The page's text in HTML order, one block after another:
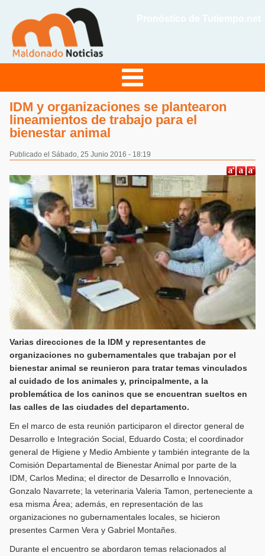
IDM y organizaciones se plantearon
lineamientos de trabajo para el
bienestar animal
Publicado el Sábado, 25 Junio 2016 - 18:19
Varias direcciones de la IDM y representantes de
organizaciones no gubernamentales que trabajan por el
bienestar animal se reunieron para tratar temas vinculados
al cuidado de los animales y, principalmente, a la
problemática de los caninos que se encuentran sueltos en
las calles de las ciudades del departamento.
En el marco de esta reunión participaron el director general de
Desarrollo e Integración Social, Eduardo Costa; el coordinador
general de Higiene y Medio Ambiente y también integrante de la
Comisión Departamental de Bienestar Animal por parte de la
IDM, Carlos Medina; el director de Desarrollo e Innovación,
Gonzalo Navarrete; la veterinaria Valeria Tamon, perteneciente a
esa misma Área; además, en representación de las
organizaciones no gubernamentales locales, se hicieron
presentes Carmen Vera y Gabriel Montañes.
Durante el encuentro se abordaron temas relacionados al